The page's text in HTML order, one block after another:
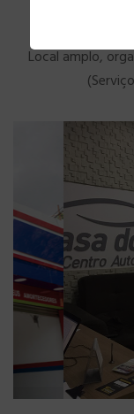
Local amplo,